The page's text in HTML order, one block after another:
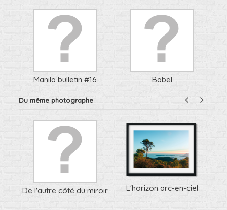
Manila bulletin #16 Babel
Du même photographe
De l'autre côté du miroir L'horizon arc-en-ciel